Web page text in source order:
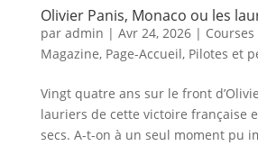
Olivier Panis, Monaco ou les
par admin | Avr 24, 2026|
Magazine, Page-Accueil, Pilotes et
Vingt quatre ans sur le front
lauriers de cette victoire française
secs. A-t-on à un seul moment pu